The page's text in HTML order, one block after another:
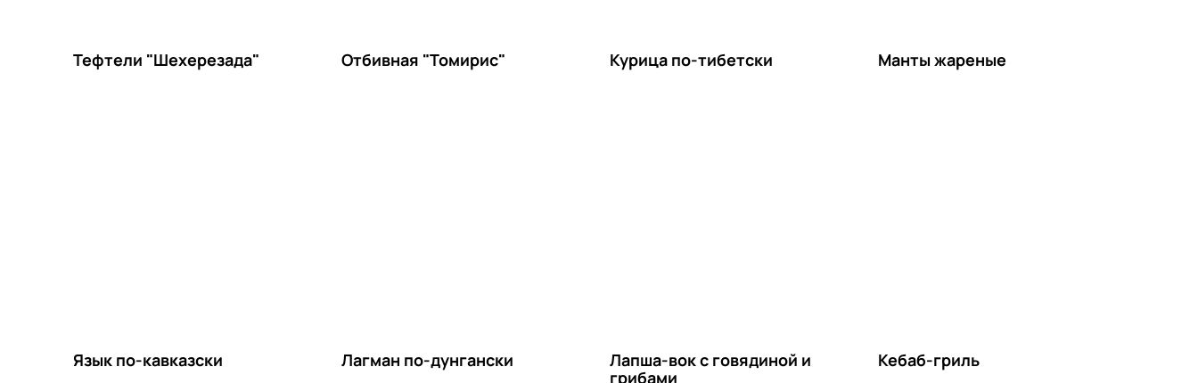
Тефтели "Шехерезада" Отбивная "Томирис" Курица по-тибетски Манты жареные
Язык по-кавказски Лагман по-дунгански
Лапша-вок с говядиной и
грибами
Кебаб-гриль